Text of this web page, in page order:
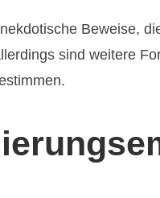
Beweise,
sind weitere